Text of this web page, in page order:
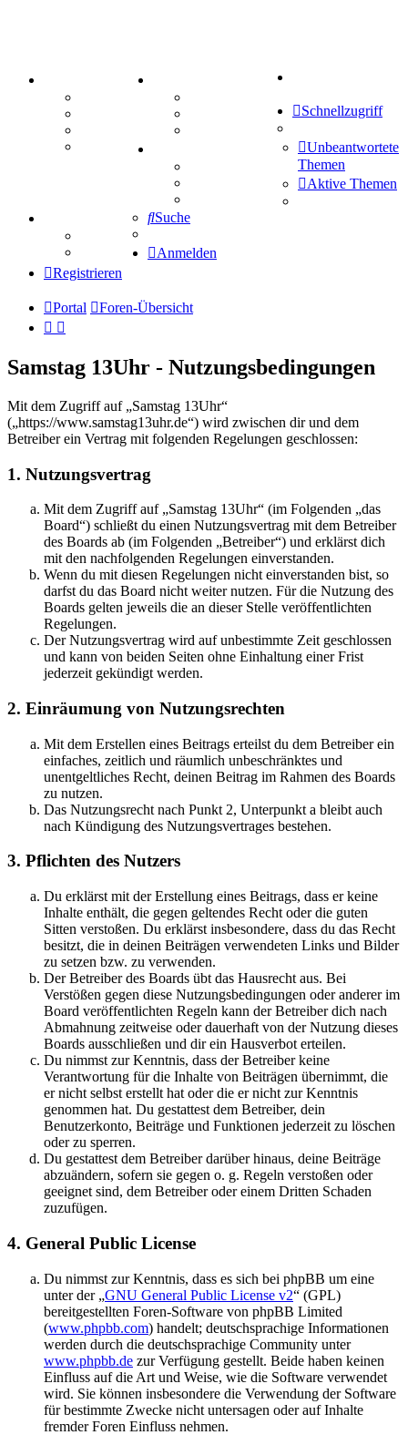
Mastodon
Treffenübersicht
Zitatesammlung
Schiffe versenken
Tipprunde
Comunio
Schnellzugriff
Unbeantwortete
Themen
Aktive Themen
Suche
Anmelden
Registrieren
Portal Foren-Übersicht
Samstag 13Uhr - Nutzungsbedingungen
Mit dem Zugriff auf „Samstag 13Uhr“
(„https://www.samstag13uhr.de“) wird zwischen dir und dem
Betreiber ein Vertrag mit folgenden Regelungen geschlossen:
1. Nutzungsvertrag
Mit dem Zugriff auf „Samstag 13Uhr“ (im Folgenden „das
Board“) schließt du einen Nutzungsvertrag mit dem Betreiber
des Boards ab (im Folgenden „Betreiber“) und erklärst dich
mit den nachfolgenden Regelungen einverstanden.
Wenn du mit diesen Regelungen nicht einverstanden bist, so
darfst du das Board nicht weiter nutzen. Für die Nutzung des
Boards gelten jeweils die an dieser Stelle veröffentlichten
Regelungen.
Der Nutzungsvertrag wird auf unbestimmte Zeit geschlossen
und kann von beiden Seiten ohne Einhaltung einer Frist
jederzeit gekündigt werden.
2. Einräumung von Nutzungsrechten
Mit dem Erstellen eines Beitrags erteilst du dem Betreiber ein
einfaches, zeitlich und räumlich unbeschränktes und
unentgeltliches Recht, deinen Beitrag im Rahmen des Boards
zu nutzen.
Das Nutzungsrecht nach Punkt 2, Unterpunkt a bleibt auch
nach Kündigung des Nutzungsvertrages bestehen.
3. Pflichten des Nutzers
Du erklärst mit der Erstellung eines Beitrags, dass er keine
Inhalte enthält, die gegen geltendes Recht oder die guten
Sitten verstoßen. Du erklärst insbesondere, dass du das Recht
besitzt, die in deinen Beiträgen verwendeten Links und Bilder
zu setzen bzw. zu verwenden.
Der Betreiber des Boards übt das Hausrecht aus. Bei
Verstößen gegen diese Nutzungsbedingungen oder anderer im
Board veröffentlichten Regeln kann der Betreiber dich nach
Abmahnung zeitweise oder dauerhaft von der Nutzung dieses
Boards ausschließen und dir ein Hausverbot erteilen.
Du nimmst zur Kenntnis, dass der Betreiber keine
Verantwortung für die Inhalte von Beiträgen übernimmt, die
er nicht selbst erstellt hat oder die er nicht zur Kenntnis
genommen hat. Du gestattest dem Betreiber, dein
Benutzerkonto, Beiträge und Funktionen jederzeit zu löschen
oder zu sperren.
Du gestattest dem Betreiber darüber hinaus, deine Beiträge
abzuändern, sofern sie gegen o. g. Regeln verstoßen oder
geeignet sind, dem Betreiber oder einem Dritten Schaden
zuzufügen.
4. General Public License
Du nimmst zur Kenntnis, dass es sich bei phpBB um eine
unter der „GNU General Public License v2“ (GPL)
bereitgestellten Foren-Software von phpBB Limited
(www.phpbb.com) handelt; deutschsprachige Informationen
werden durch die deutschsprachige Community unter
www.phpbb.de zur Verfügung gestellt. Beide haben keinen
Einfluss auf die Art und Weise, wie die Software verwendet
wird. Sie können insbesondere die Verwendung der Software
für bestimmte Zwecke nicht untersagen oder auf Inhalte
fremder Foren Einfluss nehmen.